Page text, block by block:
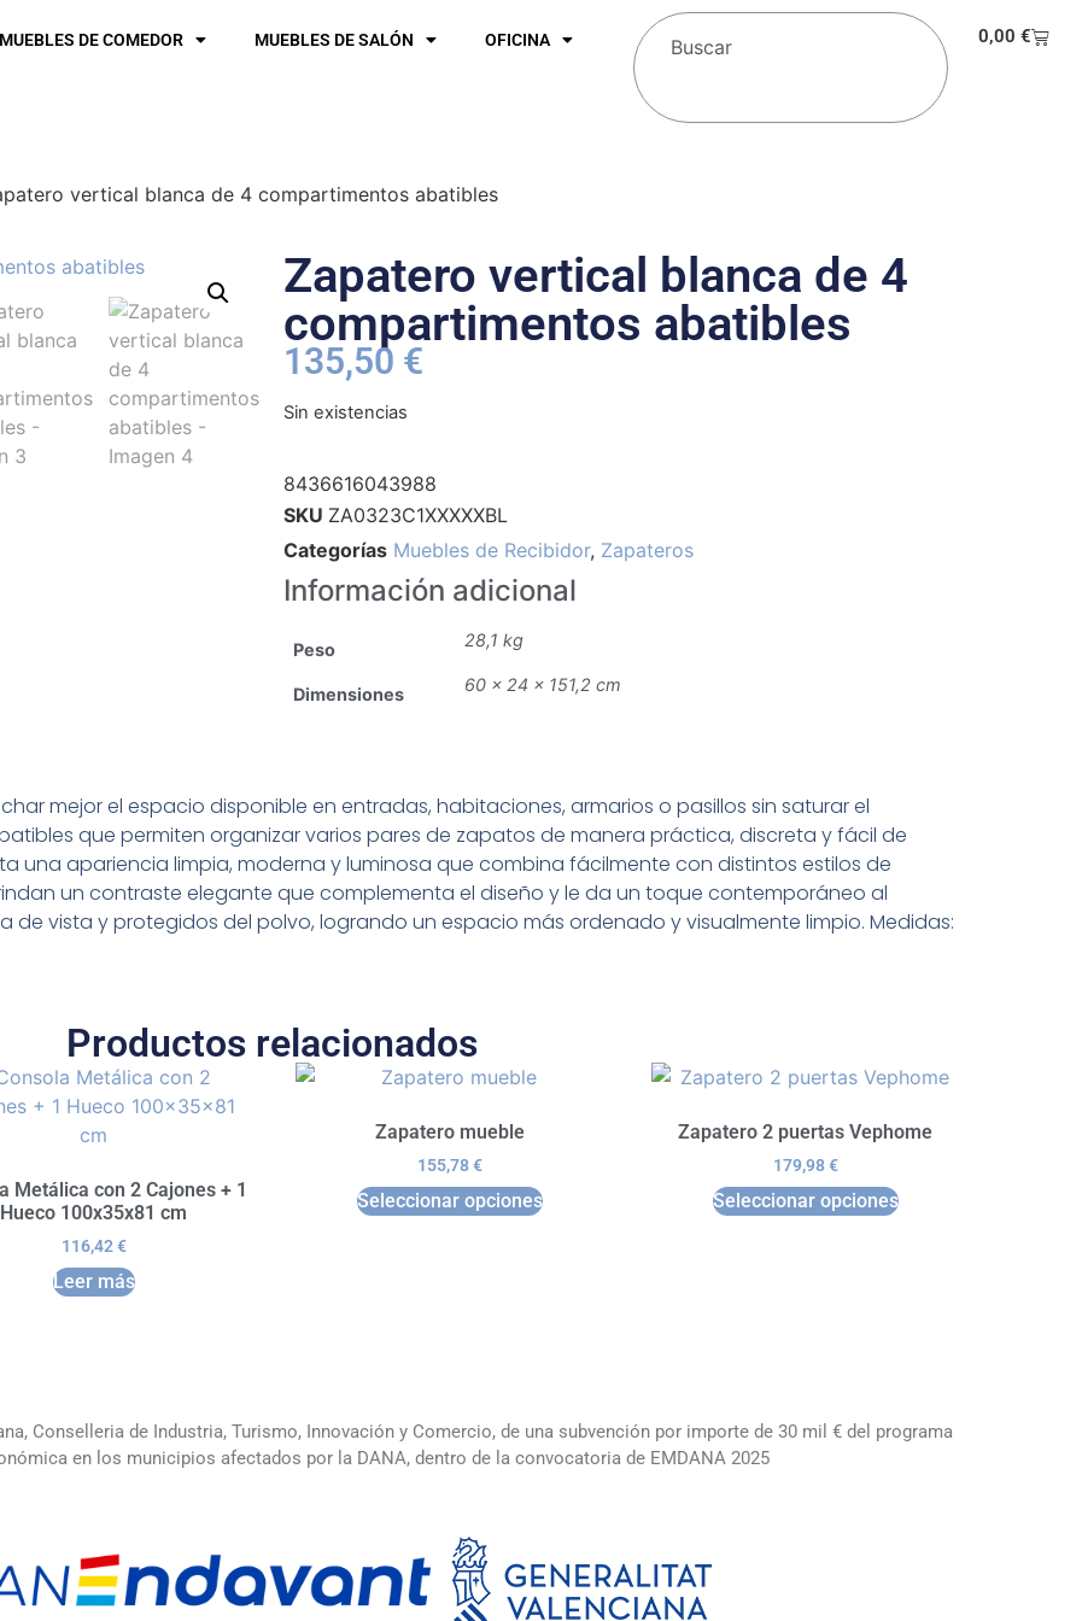
MUEBLES DE COMEDOR MUEBLES DE SALÓN OFICINA 0,00€
vertical blanca de 4 compartimentos abatibles
Zapatero vertical blanca de 4
compartimentos abatibles
135,50 €
Sin existencias
8436616043988
SKU ZA0323C1XXXXXBL
Categorías Muebles de Recibidor, Zapateros
Información adicional
Peso 28,1 kg
Dimensiones 60 × 24 × 151,2 cm
mejor el espacio disponible en entradas, habitaciones, armarios o pasillos sin saturar el
que permiten organizar varios pares de zapatos de manera práctica, discreta y fácil de
una apariencia limpia, moderna y luminosa que combina fácilmente con distintos estilos de
un contraste elegante que complementa el diseño y le da un toque contemporáneo al
de vista y protegidos del polvo, logrando un espacio más ordenado y visualmente limpio. Medidas:
Productos relacionados
Metálica con 2 Cajones + 1
Hueco 100x35x81 cm
116,42€
Leer más
Zapatero mueble
155,78€
Seleccionar opciones
Zapatero 2 puertas Vephome
179,98€
Seleccionar opciones
Conselleria de Industria, Turismo, Innovación y Comercio, de una subvención por importe de 30 mil € del programa
en los municipios afectados por la DANA, dentro de la convocatoria de EMDANA 2025